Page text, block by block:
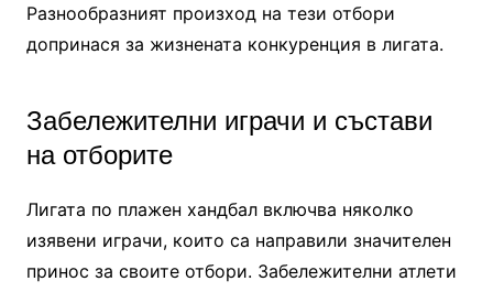
Разнообразният произход на тези отбори
допринася за жизнената конкуренция в лигата.
Забележителни играчи и състави
на отборите
Лигата по плажен хандбал включва няколко
изявени играчи, които са направили значителен
принос за своите отбори. Забележителни атлети